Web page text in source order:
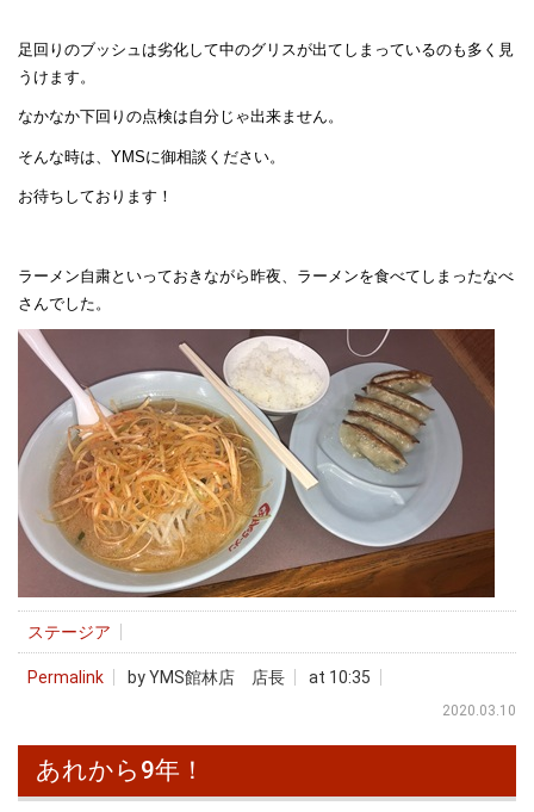
足回りのブッシュは劣化して中のグリスが出てしまっているのも多く見
うけます。
なかなか下回りの点検は自分じゃ出来ません。
そんな時は、YMSに御相談ください。
お待ちしております！
ラーメン自粛といっておきながら昨夜、ラーメンを食べてしまったなべ
さんでした。
ステージア
Permalink by YMS館林店 店長 at 10:35
2020.03.10
あれから9年！